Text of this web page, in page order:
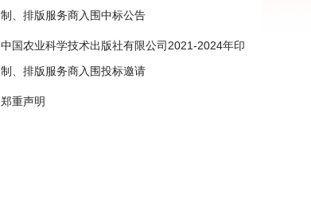
制、排版服务商入围中标公告
中国农业科学技术出版社有限公司2021-2024年印
制、排版服务商入围投标邀请
郑重声明